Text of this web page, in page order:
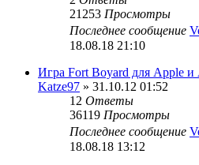
21253 Просмотры
Последнее сообщение
18.08.18 21:10
Игра Fort Boyard для Apple и
Katze97 » 31.10.12 01:52
12 Ответы
36119 Просмотры
Последнее сообщение
18.08.18 13:12